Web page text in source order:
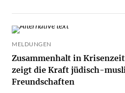
MELDUNGEN
Zusammenhalt in
zeigt die Kraft jüdisch-
Freundschaften